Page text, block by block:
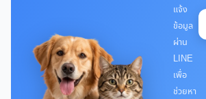
แจ้ง
ข้อมูล
ผ่าน
LINE
เพื่อ
ช่วยหา